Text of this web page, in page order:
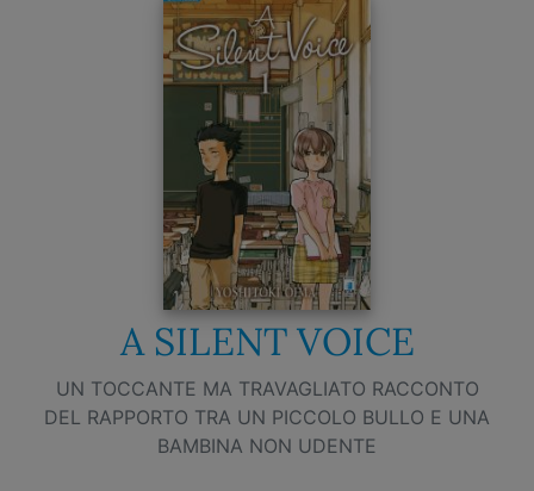
A SILENT VOICE
UN TOCCANTE MA TRAVAGLIATO RACCONTO
DEL RAPPORTO TRA UN PICCOLO BULLO E UNA
BAMBINA NON UDENTE